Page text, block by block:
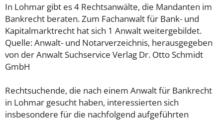
In Lohmar gibt es 4 Rechtsanwälte, die Mandanten im
Bankrecht beraten. Zum Fachanwalt für Bank- und
Kapitalmarktrecht hat sich 1 Anwalt weitergebildet.
Quelle: Anwalt- und Notarverzeichnis, herausgegeben
von der Anwalt Suchservice Verlag Dr. Otto Schmidt
GmbH
Rechtsuchende, die nach einem Anwalt für Bankrecht
in Lohmar gesucht haben, interessierten sich
insbesondere für die nachfolgend aufgeführten